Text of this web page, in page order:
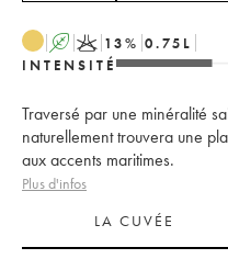
A K 13% 0.75 L
INTENSITÉ
Traversé par une minéralité
naturellement trouvera une
aux accents maritimes.
Plus d'infos
LA CUVÉE